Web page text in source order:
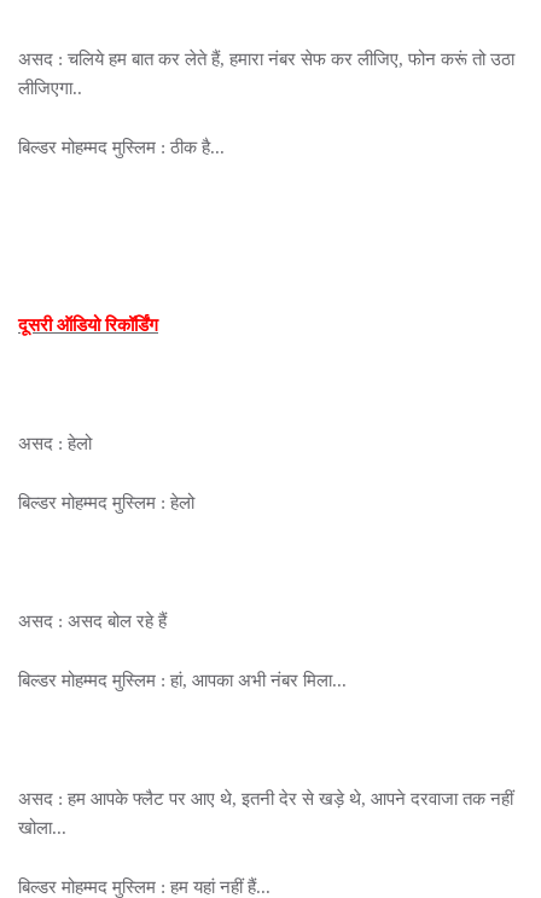
असद : चलिये हम बात कर लेते हैं, हमारा नंबर सेफ कर लीजिए, फोन करूं तो उठा
लीजिएगा..
बिल्डर मोहम्मद मुस्लिम : ठीक है...
दूसरी ऑडियो रिकॉर्डिंग
असद : हेलो
बिल्डर मोहम्मद मुस्लिम : हेलो
असद : असद बोल रहे हैं
बिल्डर मोहम्मद मुस्लिम : हां, आपका अभी नंबर मिला...
असद : हम आपके फ्लैट पर आए थे, इतनी देर से खड़े थे, आपने दरवाजा तक नहीं
खोला...
बिल्डर मोहम्मद मुस्लिम : हम यहां नहीं हैं...